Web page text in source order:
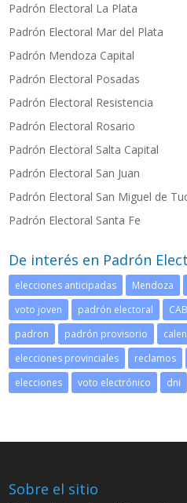
Padrón Electoral La Plata
Padrón Electoral Mar del Plata
Padrón Mendoza Capital
Padrón Electoral Posadas
Padrón Electoral Resistencia
Padrón Electoral Rosario
Padrón Electoral Salta Capital
Padrón Electoral San Juan
Padrón Electoral San Miguel de
Padrón Electoral Santa Fe
De interés en Padrón
elecciones anticipadas Mendoza
voto joven
padrón electoral
padron
padrón provisorio
elecciones provinciales
reclamos
elecciones
voto electrónico dni
Sobre el sitio